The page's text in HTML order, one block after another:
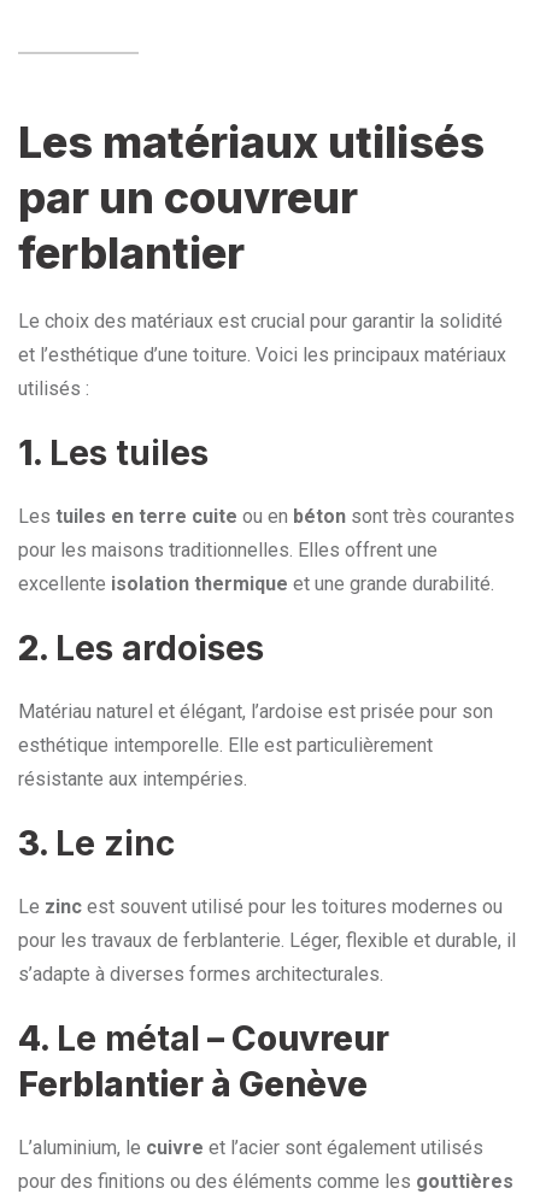
Les matériaux utilisés
par un couvreur
ferblantier
Le choix des matériaux est crucial pour garantir la solidité
et l’esthétique d’une toiture. Voici les principaux matériaux
utilisés :
1. Les tuiles
Les tuiles en terre cuite ou en béton sont très courantes
pour les maisons traditionnelles. Elles offrent une
excellente isolation thermique et une grande durabilité.
2. Les ardoises
Matériau naturel et élégant, l’ardoise est prisée pour son
esthétique intemporelle. Elle est particulièrement
résistante aux intempéries.
3. Le zinc
Le zinc est souvent utilisé pour les toitures modernes ou
pour les travaux de ferblanterie. Léger, flexible et durable, il
s’adapte à diverses formes architecturales.
4. Le métal – Couvreur
Ferblantier à Genève
L’aluminium, le cuivre et l’acier sont également utilisés
pour des finitions ou des éléments comme les gouttières